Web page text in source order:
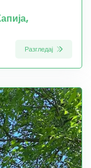
Разгледај